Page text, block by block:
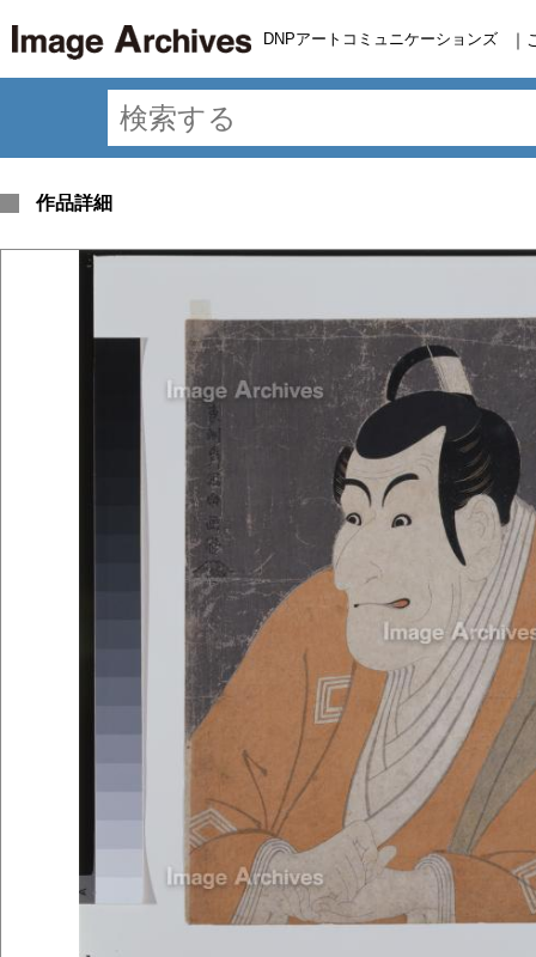
DNPアートコミュニケーションズ ｜
作品詳細